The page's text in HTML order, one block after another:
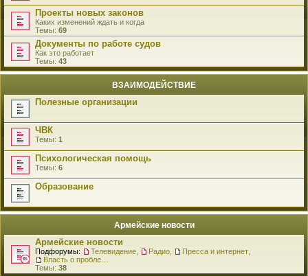
Проекты новых законов
Каких изменений ждать и когда
Темы: 69
Документы по работе судов
Как это работает
Темы: 43
ВЗАИМОДЕЙСТВИЕ
Полезные организации
ЧВК
Темы: 1
Психологическая помощь
Темы: 6
Образование
Армейские новости
Армейские новости
Подфорумы: Телевидение Радио Пресса и интернет
Темы: 38